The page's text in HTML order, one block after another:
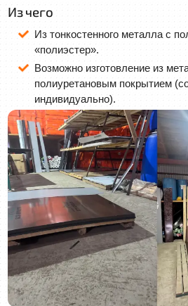
Из чего
Из тонкостенного металла с
«полиэстер».
Возможно изготовление из
полиуретановым покрытием
индивидуально).